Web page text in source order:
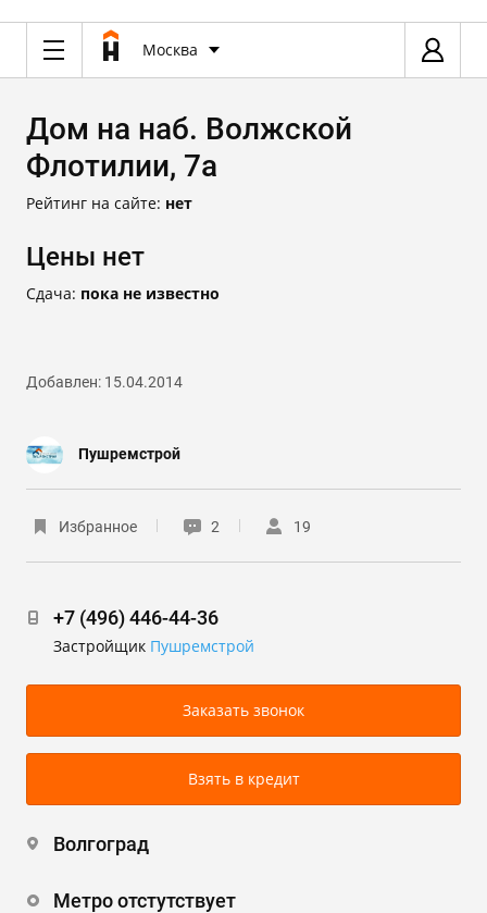
Москва
Дом на наб. Волжской
Флотилии, 7а
Рейтинг на сайте: нет
Цены нет
Сдача: пока не известно
Добавлен: 15.04.2014
Пушремстрой
Избранное 2 19
+7 (496) 446-44-36
Застройщик Пушремстрой
Заказать звонок
Взять в кредит
Волгоград
Метро отстутствует